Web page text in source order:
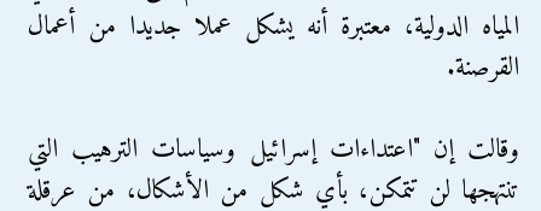
المياه الدولية، معتبرة أنه يشكل عملا جديدا من أعمال
القرصنة.
وقالت إن "اعتداءات إسرائيل وسياسات الترهيب التي
تنتهجها لن تتمكن، بأي شكل من الأشكال، من عرقلة